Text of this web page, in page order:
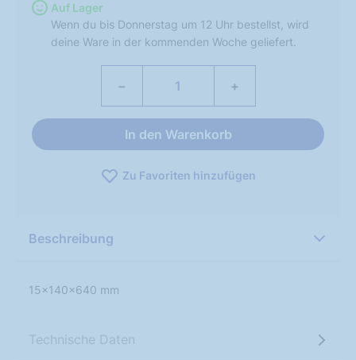
Auf Lager
Wenn du bis Donnerstag um 12 Uhr bestellst, wird
deine Ware in der kommenden Woche geliefert.
− +
In den Warenkorb
Zu Favoriten hinzufügen
Beschreibung
15x140x640 mm
Technische Daten